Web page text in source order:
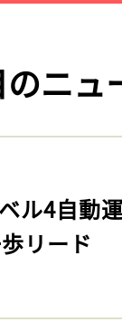
ニュ
ル4自動
リード